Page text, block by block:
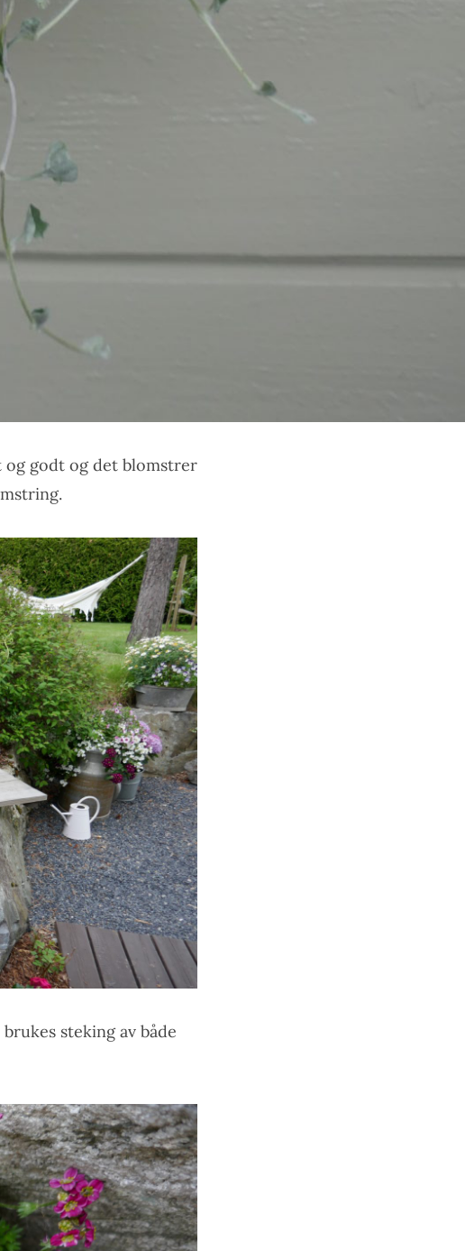
og godt og det blomstrer
steking av både